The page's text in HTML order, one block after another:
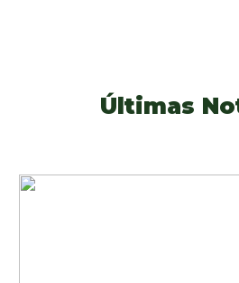
Últimas